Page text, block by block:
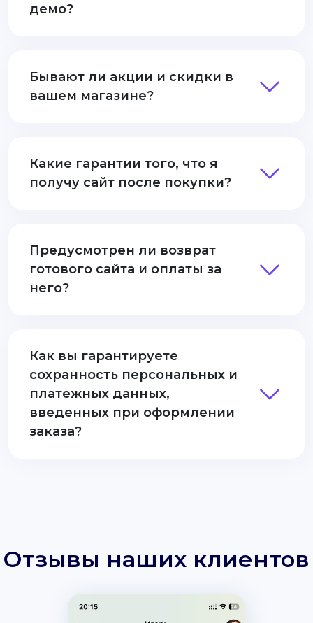
демо?
Бывают ли акции и скидки в
вашем магазине?
Какие гарантии того, что я
получу сайт после покупки?
Предусмотрен ли возврат
готового сайта и оплаты за
него?
Как вы гарантируете
сохранность персональных и
платежных данных,
введенных при оформлении
заказа?
Отзывы наших клиентов